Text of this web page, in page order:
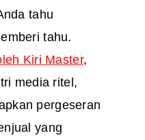
tahu
tahu.
Kiri Master,
media ritel,
pergeseran
yang